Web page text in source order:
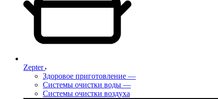
Zepter
Здоровое приготовление —
Системы очистки воды —
Системы очистки воздуха